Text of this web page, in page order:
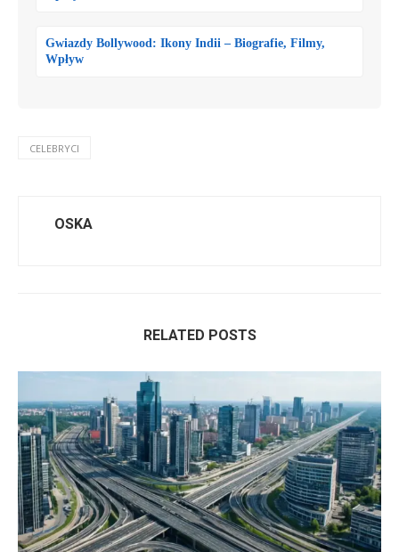
Gwiazdy Bollywood: Ikony Indii – Biografie, Filmy,
Wpływ
CELEBRYCI
OSKA
RELATED POSTS